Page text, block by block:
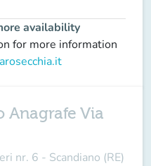
availability
for more information
Anagrafe Via
nr. 6 - Scandiano (RE)